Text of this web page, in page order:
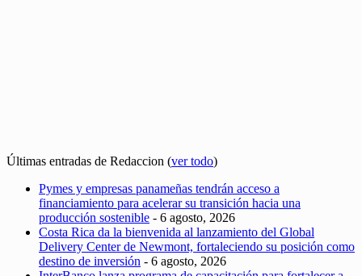
Últimas entradas de Redaccion (ver todo)
Pymes y empresas panameñas tendrán acceso a
financiamiento para acelerar su transición hacia una
producción sostenible - 6 agosto, 2026
Costa Rica da la bienvenida al lanzamiento del Global
Delivery Center de Newmont, fortaleciendo su posición como
destino de inversión - 6 agosto, 2026